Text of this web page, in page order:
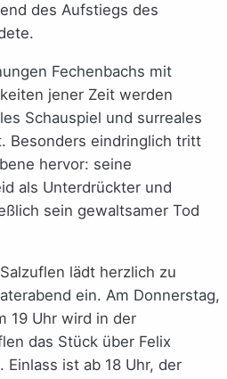
des Aufstiegs des
Fechenbachs mit
jener Zeit werden
Schauspiel und surreales
Besonders eindringlich tritt
hervor: seine
als Unterdrückter und
sein gewaltsamer Tod
lädt herzlich zu
ein. Am Donnerstag,
19 Uhr wird in der
das Stück über Felix
ist ab 18 Uhr, der